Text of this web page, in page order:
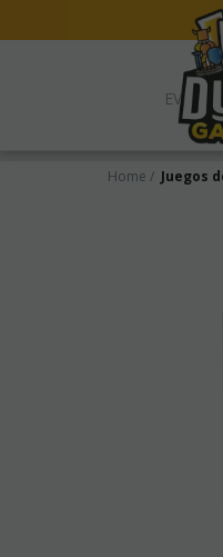
EVENTOS
Home Juegos